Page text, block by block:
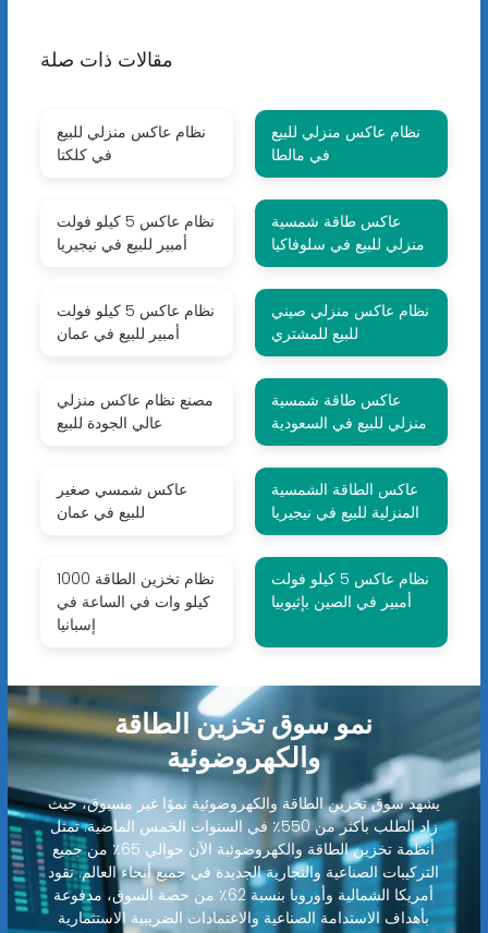
مقالات ذات صلة
نظام عاكس منزلي للبيع
في كلكتا
نظام عاكس منزلي للبيع
في مالطا
نظام عاكس 5 كيلو فولت
أمبير للبيع في نيجيريا
عاكس طاقة شمسية
منزلي للبيع في سلوفاكيا
نظام عاكس 5 كيلو فولت
أمبير للبيع في عمان
نظام عاكس منزلي صيني
للبيع للمشتري
مصنع نظام عاكس منزلي
عالي الجودة للبيع
عاكس طاقة شمسية
منزلي للبيع في السعودية
عاكس شمسي صغير
للبيع في عمان
عاكس الطاقة الشمسية
المنزلية للبيع في نيجيريا
نظام تخزين الطاقة 1000
كيلو وات في الساعة في
إسبانيا
نظام عاكس 5 كيلو فولت
أمبير في الصين بإثيوبيا
نمو سوق تخزين الطاقة
والكهروضوئية
يشهد سوق تخزين الطاقة والكهروضوئية نموًا غير مسبوق، حيث
زاد الطلب بأكثر من 550٪ في السنوات الخمس الماضية. تمثل
أنظمة تخزين الطاقة والكهروضوئية الآن حوالي 65٪ من جميع
التركيبات الصناعية والتجارية الجديدة في جميع أنحاء العالم. تقود
أمريكا الشمالية وأوروبا بنسبة 62٪ من حصة السوق، مدفوعة
بأهداف الاستدامة الصناعية والاعتمادات الضريبية الاستثمارية